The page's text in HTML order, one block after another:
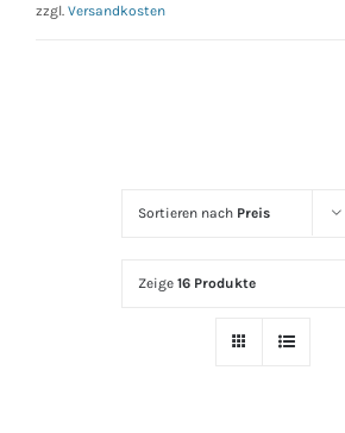
Sortieren nach Preis
Zeige 16 Produkte
zzgl. Versandkosten